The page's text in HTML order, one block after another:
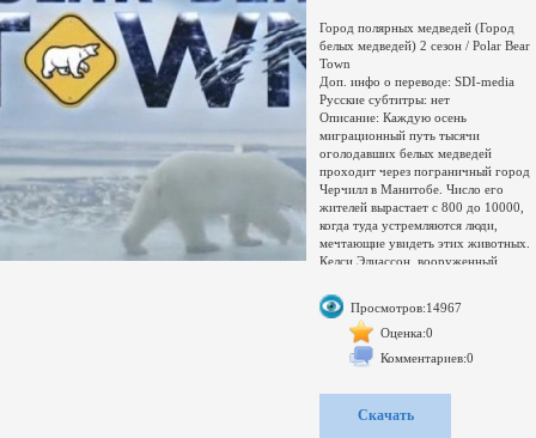
Город полярных медведей (Город
белых медведей) 2 сезон / Polar Bear
Town
Доп. инфо о переводе: SDI-media
Русские субтитры: нет
Описание: Каждую осень
миграционный путь тысячи
оголодавших белых медведей
проходит через пограничный город
Черчилл в Манитобе. Число его
жителей вырастает с 800 до 10000,
когда туда устремляются люди,
мечтающие увидеть этих животных.
Келси Элиассон, вооруженный
клиентов среди величественных
медведей. Движимый страстью к
приключениям, он отваживается
приближаться к ним вплотную,
стремясь защитить как людей, так и
медведями и местными жителями.
Просмотров:14967
Оценка:0
Комментариев:0
Скачать